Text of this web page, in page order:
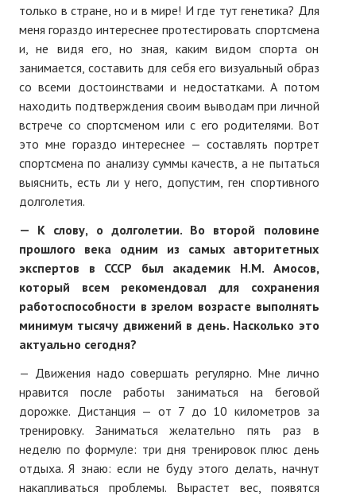
только в стране, но и в мире! И где тут генетика? Для
меня гораздо интереснее протестировать спортсмена
и, не видя его, но зная, каким видом спорта он
занимается, составить для себя его визуальный образ
со всеми достоинствами и недостатками. А потом
находить подтверждения своим выводам при личной
встрече со спортсменом или с его родителями. Вот
это мне гораздо интереснее — составлять портрет
спортсмена по анализу суммы качеств, а не пытаться
выяснить, есть ли у него, допустим, ген спортивного
долголетия.
— К слову, о долголетии. Во второй половине
прошлого века одним из самых авторитетных
экспертов в СССР был академик Н.М. Амосов,
который всем рекомендовал для сохранения
работоспособности в зрелом возрасте выполнять
минимум тысячу движений в день. Насколько это
актуально сегодня?
— Движения надо совершать регулярно. Мне лично
нравится после работы заниматься на беговой
дорожке. Дистанция — от 7 до 10 километров за
тренировку. Заниматься желательно пять раз в
неделю по формуле: три дня тренировок плюс день
отдыха. Я знаю: если не буду этого делать, начнут
накапливаться проблемы. Вырастет вес, появятся